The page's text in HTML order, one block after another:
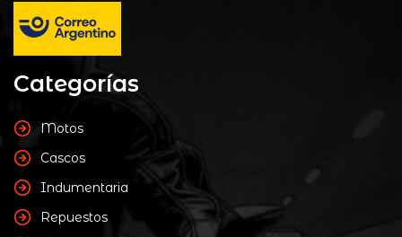
Categorías
Motos
Cascos
Indumentaria
Repuestos